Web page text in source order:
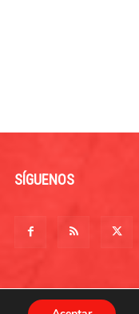
SÍGUENOS